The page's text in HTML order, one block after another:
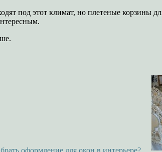
под этот климат, но плетеные корзины
оформление для окон в интерьере?